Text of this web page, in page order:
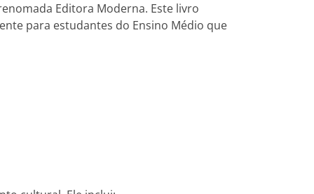
Editora Moderna. Este livro
para estudantes do Ensino Médio que